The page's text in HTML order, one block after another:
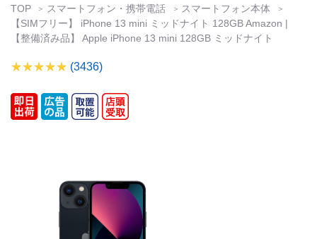
TOP スマートフォン・携帯電話
スマートフォン本体
【SIMフリー】 iPhone 13 mini ミッドナイト 128GB Amazon |
【整備済み品】 Apple iPhone 13 mini 128GB ミッドナイト
(3436)